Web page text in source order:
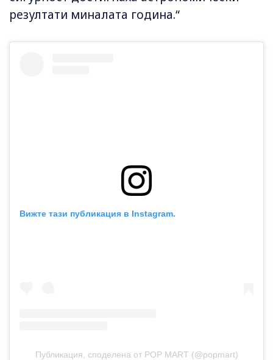
резултати миналата година.“
Вижте тази публикация в Instagram.
Публикация, споделена от POP MART (@popmart)